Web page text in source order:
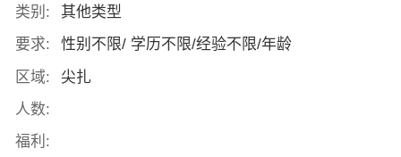
类别:
其他类型
要求:
性别不限/ 学历不限/经验不限/年龄
区域:
尖扎
人数:
福利: